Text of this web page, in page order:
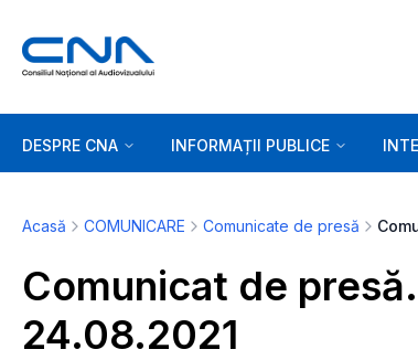
DESPRE CNA INFORMAȚII PUBLICE
Acasă COMUNICARE Comunicate de presă
Comunicat de
24.08.2021